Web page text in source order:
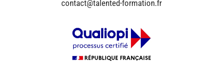
contact@talented-formation.fr